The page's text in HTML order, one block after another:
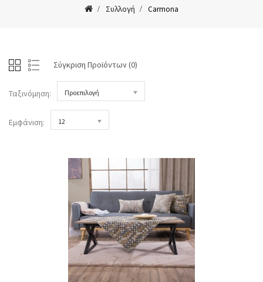
Συλλογή Carmona
Σύγκριση Προϊόντων (0)
Ταξινόμηση: Προεπιλογή
Εμφάνιση: 12